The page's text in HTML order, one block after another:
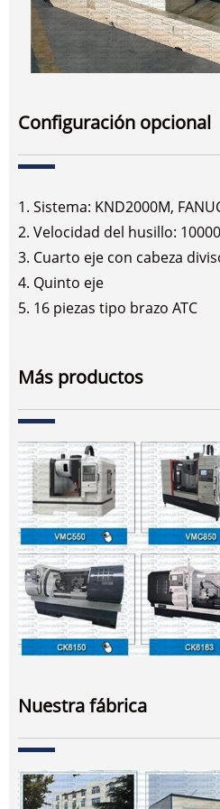
Configuración opcional
1. Sistema: KND2000M,
2. Velocidad del husillo:
3. Cuarto eje con cabeza
4. Quinto eje
5. 16 piezas tipo brazo ATC
Más productos
Nuestra fábrica